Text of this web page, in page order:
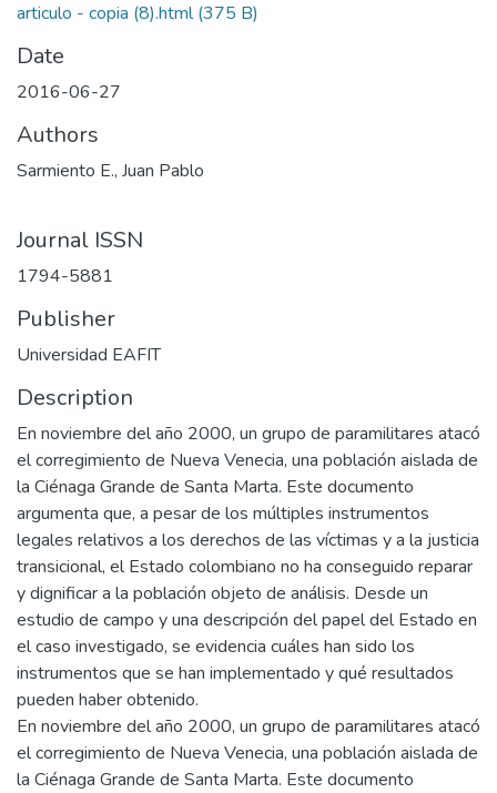
articulo - copia (8).html(375 B)
Date
2016-06-27
Authors
Sarmiento E., Juan Pablo
Journal ISSN
1794-5881
Publisher
Universidad EAFIT
Description
En noviembre del año 2000, un grupo de paramilitares atacó
el corregimiento de Nueva Venecia, una población aislada de
la Ciénaga Grande de Santa Marta. Este documento
argumenta que, a pesar de los múltiples instrumentos
legales relativos a los derechos de las víctimas y a la justicia
transicional, el Estado colombiano no ha conseguido reparar
y dignificar a la población objeto de análisis. Desde un
estudio de campo y una descripción del papel del Estado en
el caso investigado, se evidencia cuáles han sido los
instrumentos que se han implementado y qué resultados
pueden haber obtenido.
En noviembre del año 2000, un grupo de paramilitares atacó
el corregimiento de Nueva Venecia, una población aislada de
la Ciénaga Grande de Santa Marta. Este documento